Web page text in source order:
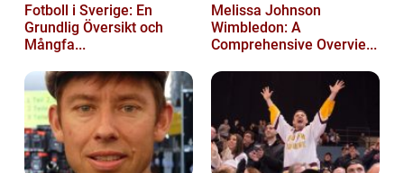
Fotboll i Sverige: En
Grundlig Översikt och
Mångfa...
Melissa Johnson
Wimbledon: A
Comprehensive Overvie...